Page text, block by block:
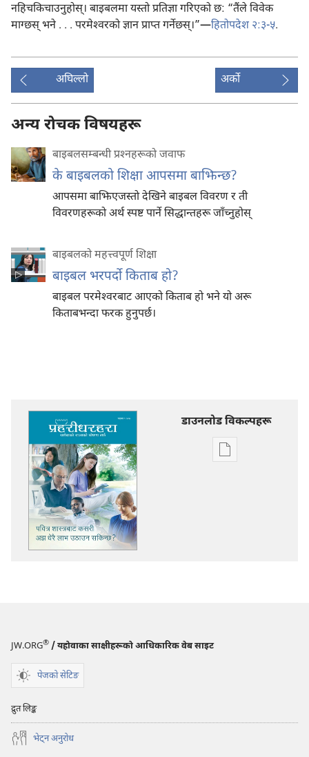
नहिचकिचाउनुहोस्‌। बाइबलमा यस्तो प्रतिज्ञा गरिएको छ: “तैंले विवेक
माग्छस्‌ भने . . . परमेश्‍वरको ज्ञान प्राप्त गर्नेछस्‌।”—हितोपदेश २:३-५.
अघिल्लो अर्को
अन्य रोचक विषयहरू
बाइबलसम्बन्धी प्रश्‍नहरूको जवाफ
के बाइबलको शिक्षा आपसमा बाझिन्छ?
आपसमा बाझिएजस्तो देखिने बाइबल विवरण र ती
विवरणहरूको अर्थ स्पष्ट पार्ने सिद्धान्तहरू जाँच्नुहोस्‌
बाइबलको महत्त्वपूर्ण शिक्षा
बाइबल भरपर्दो किताब हो?
बाइबल परमेश्‍वरबाट आएको किताब हो भने यो अरू
किताबभन्दा फरक हुनुपर्छ।
डाउनलोड विकल्पहरू
प्रकाशन
JW.ORG® / यहोवाका साक्षीहरूको आधिकारिक वेब साइट
पेजको सेटिङ
द्रुत लिङ्क
भेट्‌न अनुरोध